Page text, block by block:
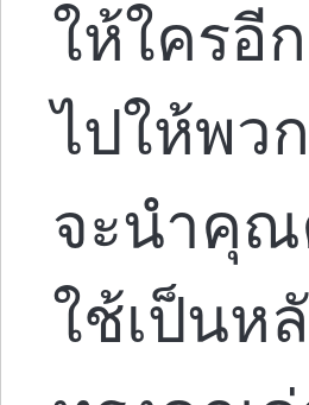
ให้ใครอี
ไปให้พว
จะนำคุณ
ใช้เป็นห